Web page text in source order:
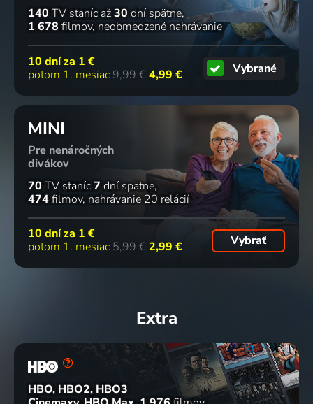
140 TV staníc až30 dní spätne
1 678 filmov neobmedzené nahrávanie
10 dní za 1 €
potom 1. mesiac9,99 €4,99 € Vybrané
MINI
Pre nenáročných
divákov
70 TV staníc7 dní spätne
474filmov nahrávanie 20 relácií
10 dní za 1 €
potom 1. mesiac5,99 € 2,99 € Vybrať
Extra
HBO, HBO2, HBO3